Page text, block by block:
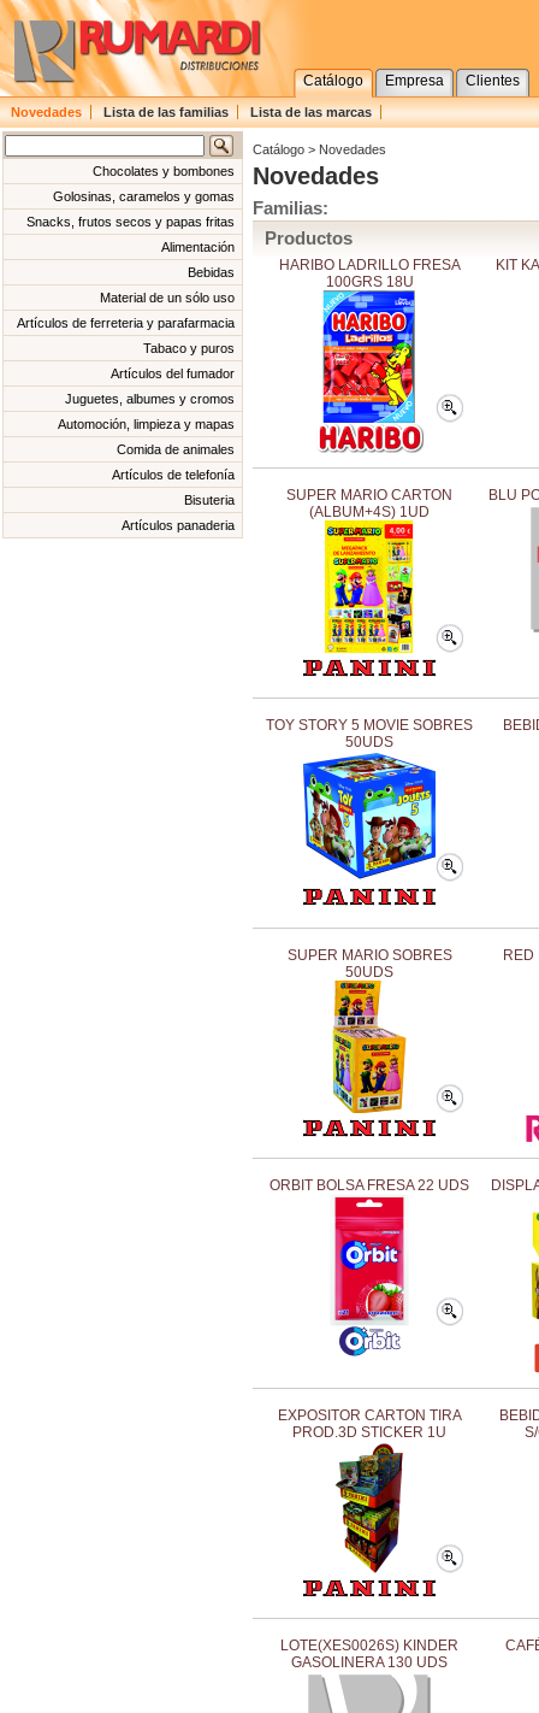
Catálogo Empresa Clientes
Novedades Lista de las familias Lista de las marcas
Catálogo > Novedades
Novedades
Familias:
Productos
HARIBO LADRILLO FRESA
100GRS 18U
KIT
SUPER MARIO CARTON
(ALBUM+4S) 1UD
BLU
TOY STORY 5 MOVIE SOBRES
50UDS
SUPER MARIO SOBRES
50UDS
RED
ORBIT BOLSA FRESA 22 UDS
EXPOSITOR CARTON TIRA
PROD.3D STICKER 1U
LOTE(XES0026S) KINDER
GASOLINERA 130 UDS
Chocolates y bombones
Golosinas, caramelos y gomas
Snacks, frutos secos y papas fritas
Alimentación
Bebidas
Material de un sólo uso
Artículos de ferreteria y parafarmacia
Tabaco y puros
Artículos del fumador
Juguetes, albumes y cromos
Automoción, limpieza y mapas
Comida de animales
Artículos de telefonía
Bisuteria
Artículos panaderia